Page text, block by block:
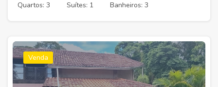
Quartos: 3
Suítes: 1 Banheiros: 3
Venda